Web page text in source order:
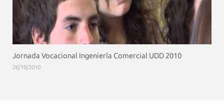
Jornada Vocacional Ingeniería Comercial UDD 2010
26/10/2010